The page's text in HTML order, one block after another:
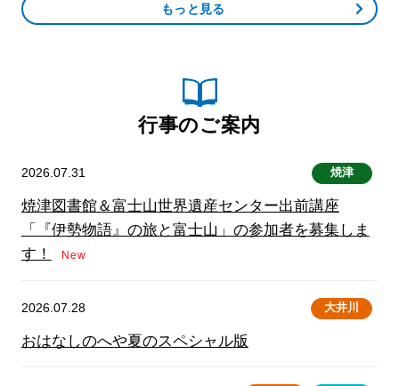
もっと見る
行事のご案内
2026.07.31 焼津
焼津図書館＆富士山世界遺産センター出前講座
「『伊勢物語』の旅と富士山」の参加者を募集しま
す！
New
2026.07.28 大井川
おはなしのへや夏のスペシャル版